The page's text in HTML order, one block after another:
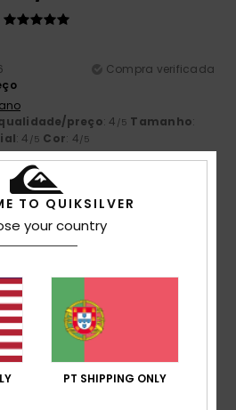
Compra verificada
preço: 4 /5 Tamanho:
: 4 /5 Cor: 4/5
4/5
grossa
preço
: 4 Cor: 4/5
TO QUIKSILVER
your country
PT SHIPPING ONLY